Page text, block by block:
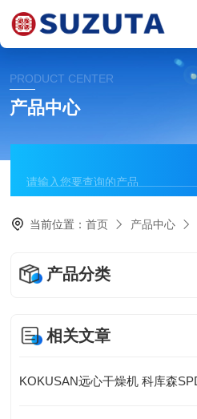
PRODUCT CENTER
产品中心
当前位置：首页 产品中心
产品分类
相关文章